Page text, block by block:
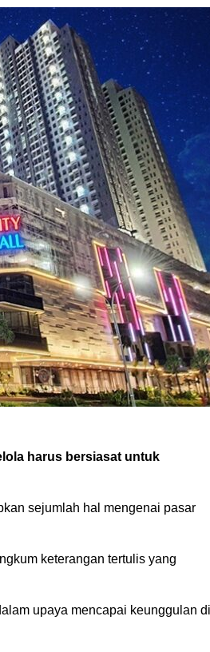
harus bersiasat untuk
sejumlah hal mengenai pasar
keterangan tertulis yang
upaya mencapai keunggulan di